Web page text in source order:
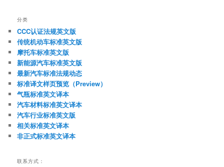
分类
CCC认证法规英文版
传统机动车标准英文版
摩托车标准英文版
新能源汽车标准英文版
最新汽车标准法规动态
标准译文样页预览（Preview）
气瓶标准英文译本
汽车材料标准英文译本
汽车行业标准英文版
相关标准英文译本
非正式标准英文译本
联系方式：